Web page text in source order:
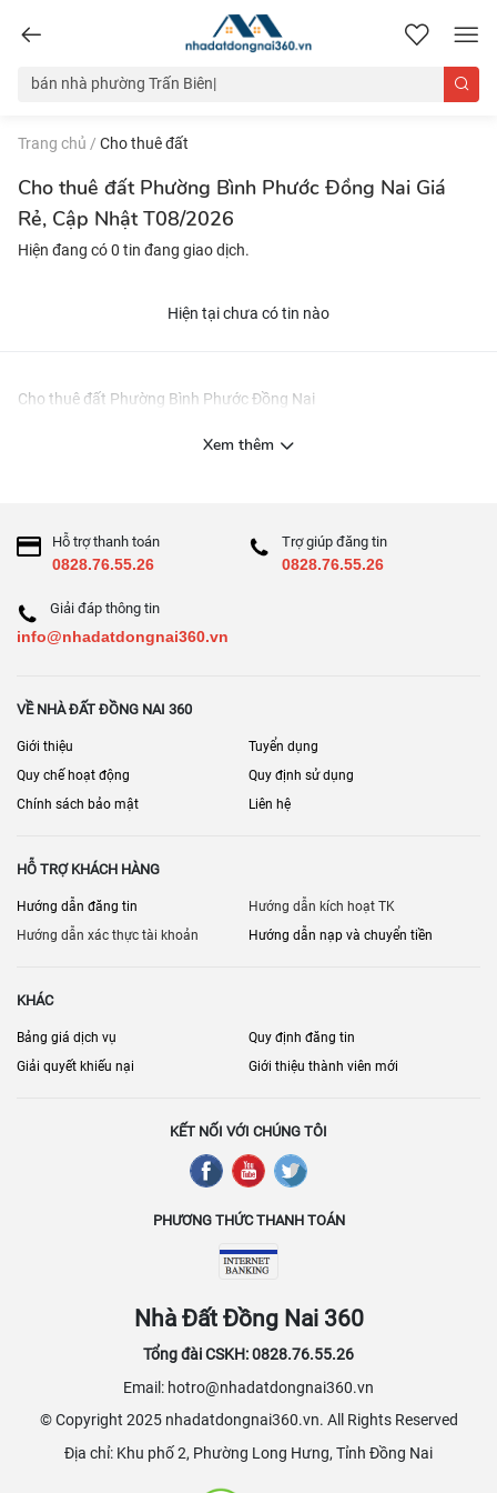
nhadatdongnai360.vn
Trang chủ / Cho thuê đất
Cho thuê đất Phường Bình Phước Đồng Nai Giá
Rẻ, Cập Nhật T08/2026
Hiện đang có 0 tin đang giao dịch.
Hiện tại chưa có tin nào
Cho thuê đất Phường Bình Phước Đồng Nai
Xem thêm
Hỗ trợ thanh toán
0828.76.55.26
Trợ giúp đăng tin
0828.76.55.26
Giải đáp thông tin
info@nhadatdongnai360.vn
VỀ NHÀ ĐẤT ĐỒNG NAI 360
Giới thiệu
Tuyển dụng
Quy chế hoạt động
Quy định sử dụng
Chính sách bảo mật
Liên hệ
HỖ TRỢ KHÁCH HÀNG
Hướng dẫn đăng tin
Hướng dẫn kích hoạt TK
Hướng dẫn xác thực tài khoản
Hướng dẫn nạp và chuyển tiền
KHÁC
Bảng giá dịch vụ
Quy định đăng tin
Giải quyết khiếu nại
Giới thiệu thành viên mới
KẾT NỐI VỚI CHÚNG TÔI
PHƯƠNG THỨC THANH TOÁN
Nhà Đất Đồng Nai 360
Tổng đài CSKH: 0828.76.55.26
Email: hotro@nhadatdongnai360.vn
© Copyright 2025 nhadatdongnai360.vn. All Rights Reserved
Địa chỉ: Khu phố 2, Phường Long Hưng, Tỉnh Đồng Nai